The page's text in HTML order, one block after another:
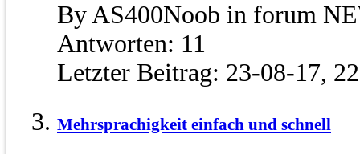
By AS400Noob in forum
Antworten: 11
Letzter Beitrag: 23-08-17,
Mehrsprachigkeit einfach und schnell